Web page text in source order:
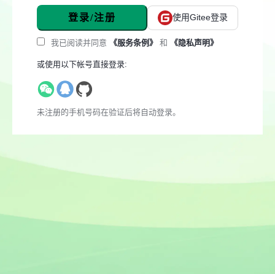
登录/注册 使用Gitee登录
我已阅读并同意 《服务条例》 和 《隐私声明》
或使用以下帐号直接登录:
未注册的手机号码在验证后将自动登录。